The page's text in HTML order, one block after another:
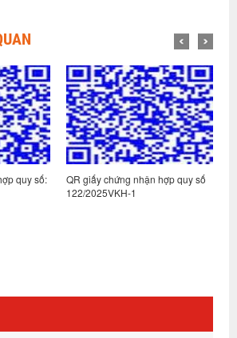
quy số:
QR giấy chứng nhận hợp quy số
122/2025VKH-1